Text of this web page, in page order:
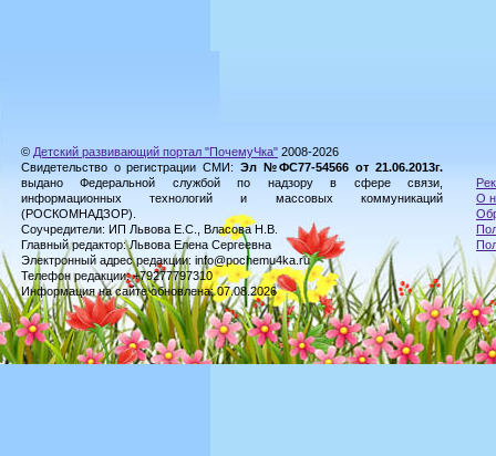
© Детский развивающий портал "ПочемуЧка" 2008-2026
Свидетельство о регистрации СМИ: Эл №ФС77-54566 от 21.06.2013г.
выдано Федеральной службой по надзору в сфере связи,
информационных технологий и массовых коммуникаций
(РОСКОМНАДЗОР).
Соучредители: ИП Львова Е.С., Власова Н.В.
Главный редактор: Львова Елена Сергеевна
Электронный адрес редакции: info@pochemu4ka.ru
Телефон редакции: +79277797310
Информация на сайте обновлена: 07.08.2026
О